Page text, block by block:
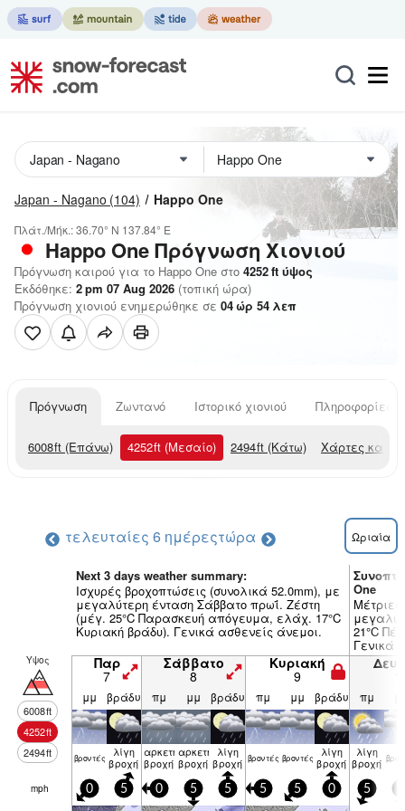
Japan - Nagano (104) Happo One
Πλάτ./Μήκ.:36.70° N 137.84° E
Happo OneΠρόγνωση Χιονιού
Πρόγνωση καιρού για το Happo One στο 4252ft ύψος
Εκδόθηκε: 2 pm 07 Aug 2026 (τοπική ώρα)
Πρόγνωση χιονιού ενημερώθηκε σε 04ώρ 54 λεπ
Πρόγνωση Ζωντανό Ιστορικό χιονιού Πληροφορίες
6008ft (Επάνω) 4252ft (Μεσαίο) 2494ft (Κάτω) Χάρτες
τελευταίες 6 ημέρεςτώρα Ωριαία
Next 3 days weather summary:
Ισχυρές βροχοπτώσεις (συνολικά 52.0mm), με
μεγαλύτερη ένταση Σάββατο πρωΐ. Ζέστη
(μέγ. 25°C Παρασκευή απόγευμα, ελάχ. 17°C
Κυριακή βράδυ). Γενικά ασθενείς άνεμοι.
One
21°C
Γενικά
Υψος
6008ft
4252ft
2494ft
Παρ
7
Σάββατο
8
Κυριακή
9
μμ βράδυ πμ μμ βράδυ πμ μμ βράδυ πμ
βρον­τές λίγη
βροχή
αρκετή
βροχή
αρκετή
βροχή
λίγη
βροχή βρον­τές βρον­τές λίγη
βροχή
λίγη
βροχή
mph 0 5 0 5 5 5 5 0 5